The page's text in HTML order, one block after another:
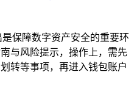
保障数字资产安全的重要环
与风险提示，操作上，需先
转等事项，再进入钱包账户